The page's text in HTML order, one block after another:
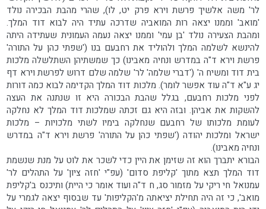
לר' משה אלשיך פרשת וירא פרק יט, לו), שהרי מהבת הבכירה נולד
'מואב' וממנו יצאה רות המואביה שדרכה עתיד היה לבוא דוד המלך.
ומהבת הצעירה נולד 'בן עמי' וממנו יצאה נעמה העמונית שעתידה היתה
להינשא לשלמה המלך ולהוליד את רחבעם בנו ('שפתי כהן על התורה'
פרשת וירא ד"ה במדרש ונחיה מאבינו) כך שמשתיהן השתלשלה מלכות
בית דוד ומשיח ה' ('דברי שלמה' לר' שלמה שלם דרוש לפרשת וירא דף
יג ע"א ד"ה עוד אפשר לומר). מלכות דוד המלך הקדימה לבוא כמה דורות
לפני מלכות רחבעם, בגלל שהבת הבכורה היא זו שנתנה את העצה
להשקות את אביהן. ובזה היא גם זכתה שמלכות דוד המלך לא נחלקה
לעומת מלכותו של רחבעם שנחלקה בימיו לשתי מלכויות – מלכות
ישראל ומלכות יהודה ('שפתי כהן על התורה' פרשת וירא ד"ה במדרש
ונחיה מאבינו).
הבורא יתברך הוא זה שזימן את היין כדי לשכר את לוט על מנת שנשמת
דוד המלך תצא מתוך 'קליפת סדום' (עפ"י 'חזה ציון' על התהלים לר'
עמנואל חי ריקי על מזמור סג, ח ד"ה ועוד אומר כי היית) ותיכנס ב'קליפת
מואב', כי זה היה תחילת יציאתה מ'הקליפות' עד שבסוף יצאה לגמרי על